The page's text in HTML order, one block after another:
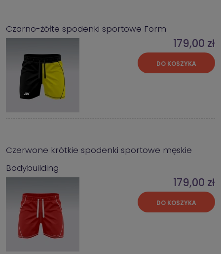
Czarno-żółte spodenki sportowe Form
179,00 zł
DO KOSZYKA
Czerwone krótkie spodenki sportowe męskie
Bodybuilding
179,00 zł
DO KOSZYKA